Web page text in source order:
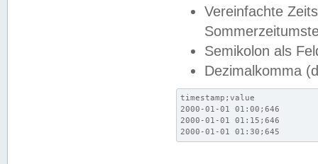
Vereinfachte
Semikolon als
Dezimalkomma
timestamp;value
2000-01-01 01:00;646
2000-01-01 01:15;646
2000-01-01 01:30;645